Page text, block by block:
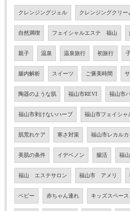
クレンジングジェル クレンジングクリー
自然満喫 フェイシャルエステ 福山
親子 温泉 温泉旅行 初旅行
腸内解析 スイーツ ご褒美時間
陶器のような肌 福山市REVI 福山市
福山市剥けないハーブ 福山市フェイシャ
肌荒れケア 寒さ対策 福山市レカルカ
美肌の条件 イデベノン 腸活 福
福山 エステサロン 福山市 アメリ
ベビー 赤ちゃん連れ キッズスペース